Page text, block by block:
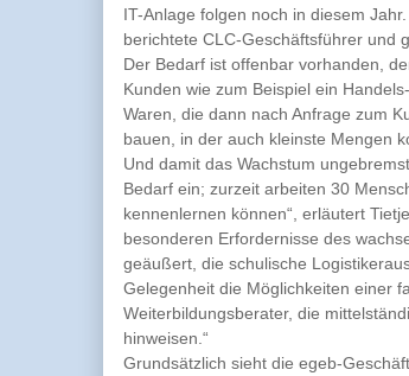
IT-Anlage folgen noch in diesem
berichtete CLC-Geschäftsführer und
Der Bedarf ist offenbar vorhanden,
Kunden wie zum Beispiel ein
Waren, die dann nach Anfrage zum
bauen, in der auch kleinste Mengen
Und damit das Wachstum
Bedarf ein; zurzeit arbeiten 30
kennenlernen können“, erläutert
besonderen Erfordernisse des
geäußert, die schulische
Gelegenheit die Möglichkeiten einer
Weiterbildungsberater, die
hinweisen.“
Grundsätzlich sieht die egeb-